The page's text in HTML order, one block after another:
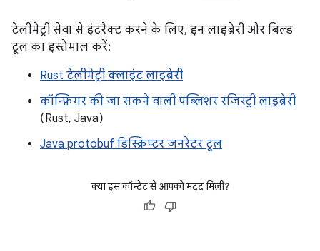
टेलीमेट्री सेवा से इंटरैक्ट करने के लिए, इन लाइब्रेरी और बिल्ड
टूल का इस्तेमाल करें:
Rust टेलीमेट्री क्लाइंट लाइब्रेरी
कॉन्फ़िगर की जा सकने वाली पब्लिशर रजिस्ट्री लाइब्रेरी
(Rust, Java)
Java protobuf डिस्क्रिप्टर जनरेटर टूल
क्या इस कॉन्टेंट से आपको मदद मिली?